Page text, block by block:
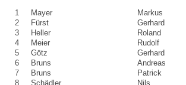
1 Mayer Markus
2
Fürst Gerhard
3
Heller Roland
4
Meier Rudolf
5
Götz Gerhard
6
Bruns Andreas
7
Bruns Patrick
8
Schädler Nils